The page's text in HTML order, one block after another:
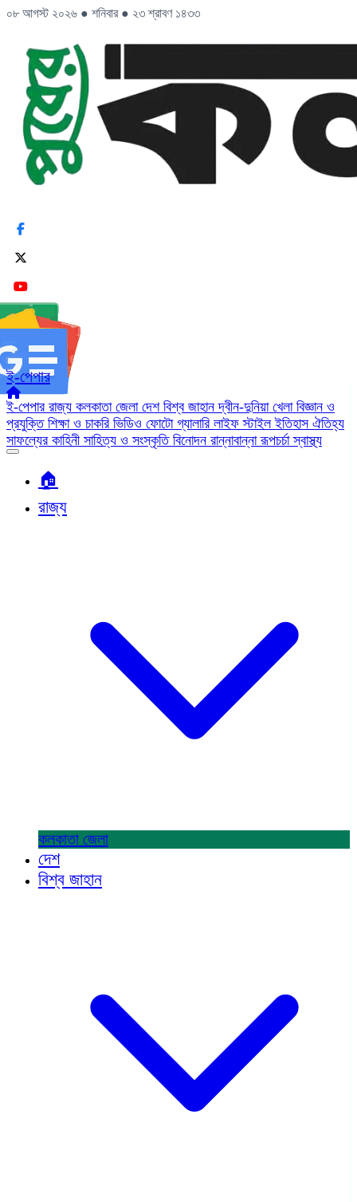
০৮ আগস্ট ২০২৬ ● শনিবার ● ২৩ শ্রাবণ ১৪৩৩
ই-পেপার
ই-পেপার রাজ্য কলকাতা জেলা দেশ বিশ্ব জাহানদ্বীন-দুনিয়া খেলা বিজ্ঞান ও
প্রযুক্তি শিক্ষা ও চাকরি ভিডিও ফোটো গ্যালারি লাইফ স্টাইলইতিহাস ঐতিহ্য
সাফল্যের কাহিনী সাহিত্য ও সংস্কৃতি বিনোদন রান্নাবান্নারূপচর্চাস্বাস্থ্য
🏠︎
রাজ্য
কলকাতা জেলা
দেশ
বিশ্ব জাহান